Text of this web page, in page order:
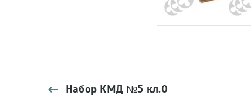
Набор КМД №5 кл.0